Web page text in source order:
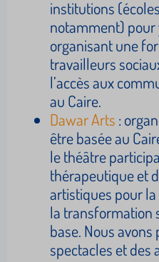
institutions
notamment) pour
organisant une
travailleurs
l’accès aux
au Caire.
Dawar Arts :
être basée au
le théâtre
thérapeutique et
artistiques pour
la transformation
base. Nous
spectacles et des